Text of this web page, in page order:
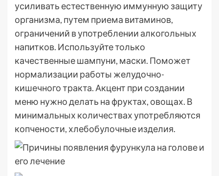
усиливать естественную иммунную защиту
организма, путем приема витаминов,
ограничений в употреблении алкогольных
напитков. Используйте только
качественные шампуни, маски. Поможет
нормализации работы желудочно-
кишечного тракта. Акцент при создании
меню нужно делать на фруктах, овощах. В
минимальных количествах употребляются
копчености, хлебобулочные изделия.